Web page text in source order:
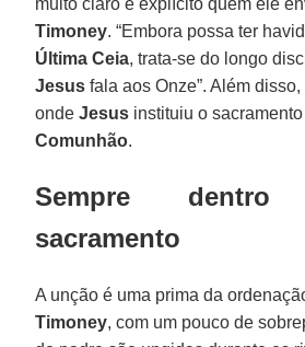
Timoney. “Embora possa ter
Última Ceia, trata-se do longo
Jesus fala aos Onze”. Além disso,
ondeJesus instituiu o
Comunhão.
Sempre
sacramento
A unção é uma prima da
Timoney, com um pouco de